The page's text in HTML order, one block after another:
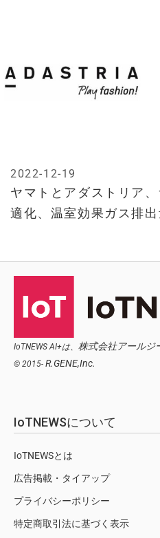
ヤマトとアダストリア
適化、温室効果ガス排
2022-12-19
IoTNEWS AI+は、 株式会社アールジ
© 2015- R.GENE,Inc.
IoTNEWSについて
IoTNEWSとは
広告掲載・タイアップ
プライバシーポリシー
特定商取引法に基づく表示